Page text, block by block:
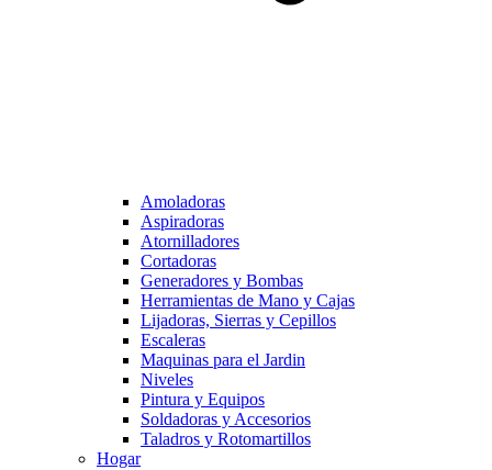
Amoladoras
Aspiradoras
Atornilladores
Cortadoras
Generadores y Bombas
Herramientas de Mano y Cajas
Lijadoras, Sierras y Cepillos
Escaleras
Maquinas para el Jardin
Niveles
Pintura y Equipos
Soldadoras y Accesorios
Taladros y Rotomartillos
Hogar